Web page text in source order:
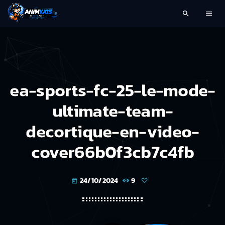
search menu
ea-sports-fc-25-le-mode-
ultimate-team-
decortique-en-video-
cover66b0f3cb7c4fb
today 24/10/2024 9